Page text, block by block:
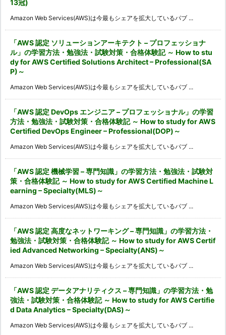
13冠)
Amazon Web Services(AWS)は今最もシェアを拡大しているパブ ...
「AWS 認定 ソリューションアーキテクト – プロフェッショナ
ル」の学習方法・勉強法・試験対策・合格体験記 ～ How to stu
dy for AWS Certified Solutions Architect – Professional(SA
P)～
Amazon Web Services(AWS)は今最もシェアを拡大しているパブ ...
「AWS 認定 DevOps エンジニア – プロフェッショナル」の学習
方法・勉強法・試験対策・合格体験記 ～ How to study for AWS
Certified DevOps Engineer – Professional(DOP)～
Amazon Web Services(AWS)は今最もシェアを拡大しているパブ ...
「AWS 認定 機械学習 – 専門知識」の学習方法・勉強法・試験対
策・合格体験記 ～ How to study for AWS Certified Machine L
earning – Specialty(MLS)～
Amazon Web Services(AWS)は今最もシェアを拡大しているパブ ...
「AWS 認定 高度なネットワーキング – 専門知識」の学習方法・
勉強法・試験対策・合格体験記 ～ How to study for AWS Certif
ied Advanced Networking – Specialty(ANS)～
Amazon Web Services(AWS)は今最もシェアを拡大しているパブ ...
「AWS 認定 データアナリティクス – 専門知識」の学習方法・勉
強法・試験対策・合格体験記 ～ How to study for AWS Certifie
d Data Analytics – Specialty(DAS)～
Amazon Web Services(AWS)は今最もシェアを拡大しているパブ ...